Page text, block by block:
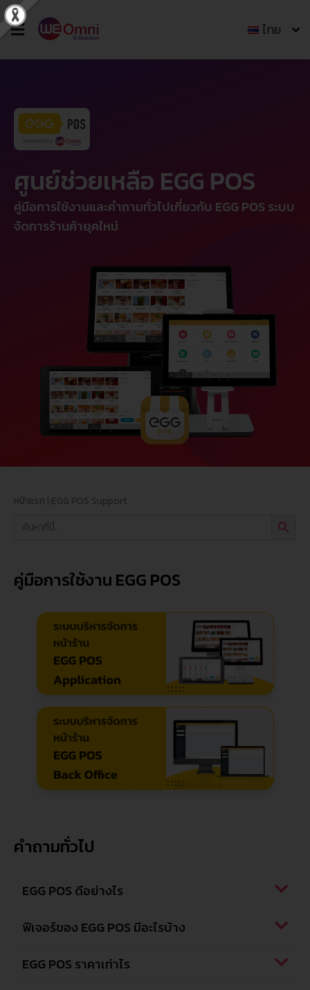
ไทย
ศูนย์ช่วยเหลือ EGG POS
คู่มือการใช้งานและคำถามทั่วไปเกี่ยวกับ EGG POS ระบบ
จัดการร้านค้ายุคใหม่
หน้าแรก | EGG POS Support
Search
for:
คู่มือการใช้งาน EGG POS​
คำถามทั่วไป
EGG POS ดีอย่างไร
ฟีเจอร์ของ EGG POS มีอะไรบ้าง
EGG POS ราคาเท่าไร